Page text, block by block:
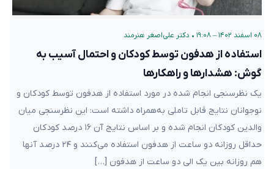
۰۸ اسفند ۱۴۰۲ – ۱۹:۰۸ • دکتر علی‌اصغر هنرمند
استفاده از هدفون توسط کودکان و احتمال آسیب به
گوش: هشدارها و راهکارها
یک نظرسنجی انجام شده در مورد استفاده از هدفون توسط کودکان و
نوجوانان نتایج قابل تاملی به‌همراه داشته است: این نظرسنجی میان
والدین کودکان انجام شده و بر اساس نتایج آن ۱۶ درصد کودکان
حداقل روزانه دو ساعت از هدفون استفاده می‌کنند و ۲۴ درصد آنها
هم روزانه بین یک الی دو ساعت از هدفون […]